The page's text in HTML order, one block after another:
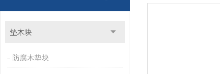
垫木块
防腐木垫块